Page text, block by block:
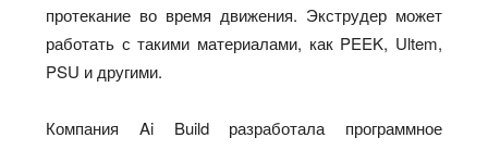
протекание во время движения. Экструдер может
работать с такими материалами, как PEEK, Ultem,
PSU и другими.
Компания Ai Build разработала программное